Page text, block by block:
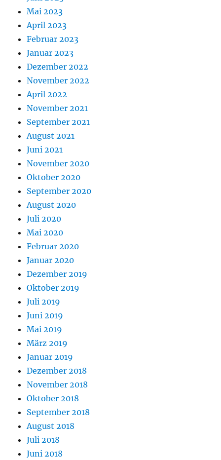
Mai 2023
April 2023
Februar 2023
Januar 2023
Dezember 2022
November 2022
April 2022
November 2021
September 2021
August 2021
Juni 2021
November 2020
Oktober 2020
September 2020
August 2020
Juli 2020
Mai 2020
Februar 2020
Januar 2020
Dezember 2019
Oktober 2019
Juli 2019
Juni 2019
Mai 2019
März 2019
Januar 2019
Dezember 2018
November 2018
Oktober 2018
September 2018
August 2018
Juli 2018
Juni 2018